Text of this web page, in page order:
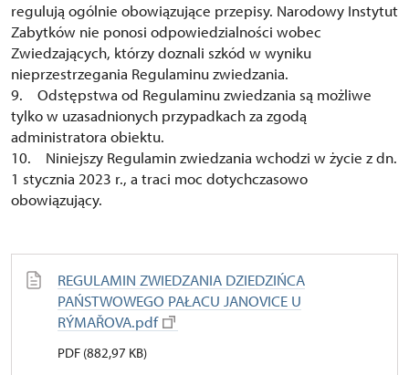
regulują ogólnie obowiązujące przepisy. Narodowy Instytut
Zabytków nie ponosi odpowiedzialności wobec
Zwiedzających, którzy doznali szkód w wyniku
nieprzestrzegania Regulaminu zwiedzania.
9. Odstępstwa od Regulaminu zwiedzania są możliwe
tylko w uzasadnionych przypadkach za zgodą
administratora obiektu.
10. Niniejszy Regulamin zwiedzania wchodzi w życie z dn.
1 stycznia 2023 r., a traci moc dotychczasowo
obowiązujący.
REGULAMIN ZWIEDZANIA DZIEDZIŃCA
PAŃSTWOWEGO PAŁACU JANOVICE U
RÝMAŘOVA.pdf
PDF (882,97 KB)